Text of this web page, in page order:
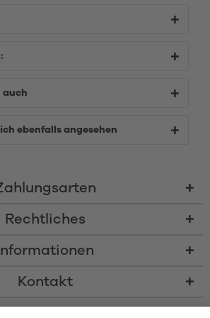
auch
ebenfalls angesehen
Rechtliches
Informationen
Kontakt